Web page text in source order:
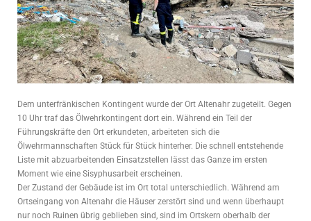
Dem unterfränkischen Kontingent wurde der Ort Altenahr zugeteilt. Gegen
10 Uhr traf das Ölwehrkontingent dort ein. Während ein Teil der
Führungskräfte den Ort erkundeten, arbeiteten sich die
Ölwehrmannschaften Stück für Stück hinterher. Die schnell entstehende
Liste mit abzuarbeitenden Einsatzstellen lässt das Ganze im ersten
Moment wie eine Sisyphusarbeit erscheinen.
Der Zustand der Gebäude ist im Ort total unterschiedlich. Während am
Ortseingang von Altenahr die Häuser zerstört sind und wenn überhaupt
nur noch Ruinen übrig geblieben sind, sind im Ortskern oberhalb der